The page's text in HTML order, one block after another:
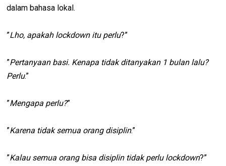
dalam bahasa lokal.
”Lho, apakah lockdown itu perlu?”
”Pertanyaan basi. Kenapa tidak ditanyakan 1 bulan lalu?
Perlu.”
”Mengapa perlu?”
”Karena tidak semua orang disiplin.”
”Kalau semua orang bisa disiplin tidak perlu lockdown?”